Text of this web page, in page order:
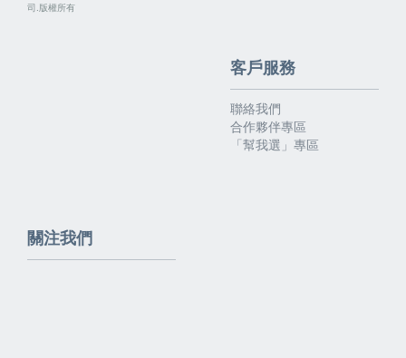
司.版權所有
客戶服務
聯絡我們
合作夥伴專區
「幫我選」專區
關注我們